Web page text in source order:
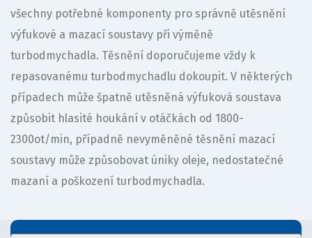
všechny potřebné komponenty pro správně utěsnění
výfukové a mazací soustavy při výměně
turbodmychadla. Těsnění doporučujeme vždy k
repasovanému turbodmychadlu dokoupit. V některých
případech může špatně utěsněná výfuková soustava
způsobit hlasité houkání v otáčkách od 1800-
2300ot/min, případně nevyměněné těsnění mazací
soustavy může způsobovat úniky oleje, nedostatečné
mazaní a poškození turbodmychadla.